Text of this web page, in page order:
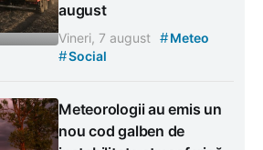
august
Vineri, 7 august #Meteo
#Social
Meteorologii au emis un
nou cod galben de